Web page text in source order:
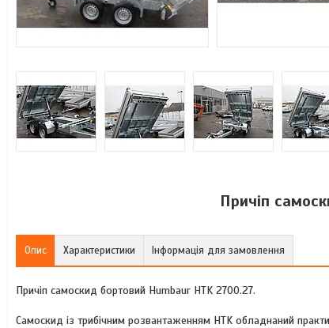
Причіп
Опис Характеристики Інформація для замовлення
Причіп самоскид бортовий Humbaur HTK 2700.27.
Самоскид із трибічним розвантаженням HTK обладнаний